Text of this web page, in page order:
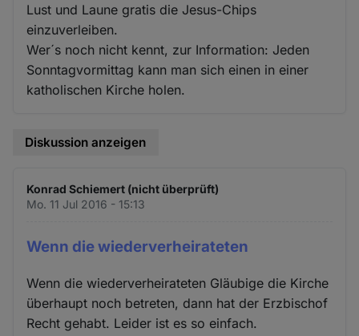
Lust und Laune gratis die Jesus-Chips
einzuverleiben.
Wer´s noch nicht kennt, zur Information: Jeden
Sonntagvormittag kann man sich einen in einer
katholischen Kirche holen.
Diskussion anzeigen
Konrad Schiemert (nicht überprüft)
Mo. 11 Jul 2016 - 15:13
Wenn die wiederverheirateten
Wenn die wiederverheirateten Gläubige die Kirche
überhaupt noch betreten, dann hat der Erzbischof
Recht gehabt. Leider ist es so einfach.